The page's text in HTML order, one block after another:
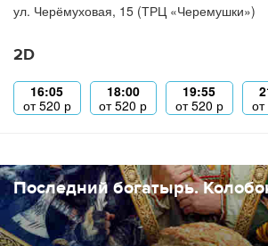
ул. Черёмуховая, 15 (ТРЦ «Черемушки»)
2D
16:05
от520 р
18:00
от520 р
19:55
от520 р
от
Последний богатырь.